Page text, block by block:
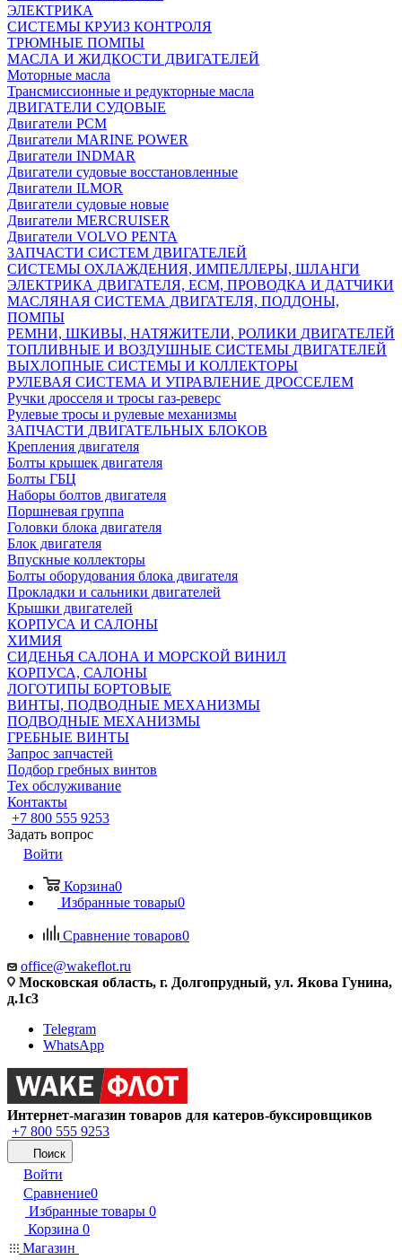
ЭЛЕКТРИКА
СИСТЕМЫ КРУИЗ КОНТРОЛЯ
ТРЮМНЫЕ ПОМПЫ
МАСЛА И ЖИДКОСТИ ДВИГАТЕЛЕЙ
Моторные масла
Трансмиссионные и редукторные масла
ДВИГАТЕЛИ СУДОВЫЕ
Двигатели PCM
Двигатели MARINE POWER
Двигатели INDMAR
Двигатели судовые восстановленные
Двигатели ILMOR
Двигатели судовые новые
Двигатели MERCRUISER
Двигатели VOLVO PENTA
ЗАПЧАСТИ СИСТЕМ ДВИГАТЕЛЕЙ
СИСТЕМЫ ОХЛАЖДЕНИЯ, ИМПЕЛЛЕРЫ, ШЛАНГИ
ЭЛЕКТРИКА ДВИГАТЕЛЯ, ECM, ПРОВОДКА И ДАТЧИКИ
МАСЛЯНАЯ СИСТЕМА ДВИГАТЕЛЯ, ПОДДОНЫ,
ПОМПЫ
РЕМНИ, ШКИВЫ, НАТЯЖИТЕЛИ, РОЛИКИ ДВИГАТЕЛЕЙ
ТОПЛИВНЫЕ И ВОЗДУШНЫЕ СИСТЕМЫ ДВИГАТЕЛЕЙ
ВЫХЛОПНЫЕ СИСТЕМЫ И КОЛЛЕКТОРЫ
РУЛЕВАЯ СИСТЕМА И УПРАВЛЕНИЕ ДРОССЕЛЕМ
Ручки дросселя и тросы газ-реверс
Рулевые тросы и рулевые механизмы
ЗАПЧАСТИ ДВИГАТЕЛЬНЫХ БЛОКОВ
Крепления двигателя
Болты крышек двигателя
Болты ГБЦ
Наборы болтов двигателя
Поршневая группа
Головки блока двигателя
Блок двигателя
Впускные коллекторы
Болты оборудования блока двигателя
Прокладки и сальники двигателей
Крышки двигателей
КОРПУСА И САЛОНЫ
ХИМИЯ
СИДЕНЬЯ САЛОНА И МОРСКОЙ ВИНИЛ
КОРПУСА, САЛОНЫ
ЛОГОТИПЫ БОРТОВЫЕ
ВИНТЫ, ПОДВОДНЫЕ МЕХАНИЗМЫ
ПОДВОДНЫЕ МЕХАНИЗМЫ
ГРЕБНЫЕ ВИНТЫ
Запрос запчастей
Подбор гребных винтов
Тех обслуживание
Контакты
+7 800 555 9253
Задать вопрос
Войти
Корзина0
Избранные товары0
Сравнение товаров0
office@wakeflot.ru
Московская область, г. Долгопрудный, ул. Якова Гунина,
д.1с3
Telegram
WhatsApp
Интернет-магазин товаров для катеров-буксировщиков
+7 800 555 9253
Поиск
Войти
Сравнение0
Избранные товары 0
Корзина 0
Магазин